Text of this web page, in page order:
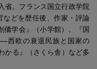
省。フランス国立行政学院
などを歴任後、作家・評論
価学会』（小学館）、『国
西欧の衰退民族と国家の
かる』（さくら舎）など多